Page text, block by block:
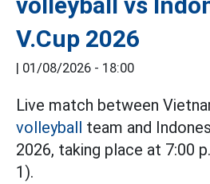
V.Cup 2026
| 01/08/2026 - 18:00
Live match between
volleyball team and
2026, taking place at 7:00
1).